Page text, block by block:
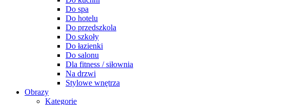
Do spa
Do hotelu
Do przedszkola
Do szkoły
Do łazienki
Do salonu
Dla fitness / siłownia
Na drzwi
Stylowe wnętrza
Obrazy
Kategorie